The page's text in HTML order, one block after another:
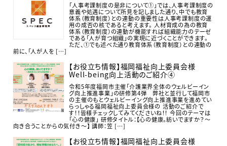
「人事考課制度の是非について①」では、人事考課制度の
意義や処遇について所見を記しました通り、中でも教育
体系（教育制度）との連動の重要性は人事考課制度の運
用の成否の核であると考えます。 人材育成の為の教育
体系（教育制度）の連動が機能すれば組織能力のテーゼ
である「人が育つ組織」の実現に近づくことができます。
ただ、①でも述べた通り教育体系（教育制度）との連動の
前に、「人が人を […]
【お役立ち情報】福岡福祉向上委員会様
Well-being向上活動のご紹介④
令和5年度福岡市主催「介護業界全体のウェルビーイン
グ向上推進事業」の研修第4弾 弊社と並行して福岡市
の主催のもとウェルビーイング向上推進事業を進めてい
らっしゃる福岡福祉向上委員会様の 活動のご紹介で
す！！皆様チェックしてみてくださいね！！ 今回のテーマは
「心の健康」 研修タイトル：【心の健康。紡いでますか？～
向き合うことからの気付き～】 講師：笠 […]
【お役立ち情報】福岡福祉向上委員会様